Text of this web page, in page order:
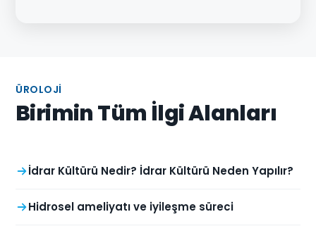
ÜROLOJI
Birimin Tüm İlgi Alanları
İdrar Kültürü Nedir? İdrar Kültürü Neden Yapılır?
Hidrosel ameliyatı ve iyileşme süreci